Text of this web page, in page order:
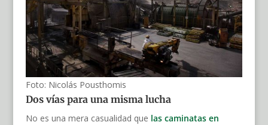
Foto: Nicolás Pousthomis
Dos vías para una misma lucha
No es una mera casualidad que las caminatas en